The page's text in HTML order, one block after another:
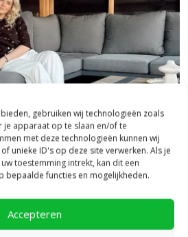
gebruiken wij technologieën zoals
apparaat op te slaan en/of te
met deze technologieën kunnen wij
unieke ID's op deze site verwerken. Als je
toestemming intrekt, kan dit een
bepaalde functies en mogelijkheden.
Accepteren
én buiten!